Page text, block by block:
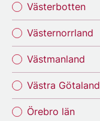
Västerbotten
Västernorrland
Västmanland
Västra Götaland
Örebro län